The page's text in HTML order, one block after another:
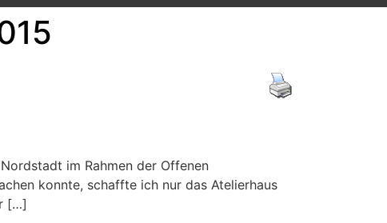
im Rahmen der Offenen
konnte, schaffte ich nur das Atelierhaus
[…]